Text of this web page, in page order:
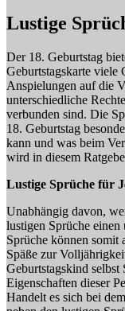
Lustige
Der 18. Geburtstag
Geburtstagskarte viele
Anspielungen auf die
unterschiedliche
verbunden sind. Die
18. Geburtstag
kann und was beim
wird in diesem
Lustige Sprüche für
Unabhängig davon,
lustigen Sprüche
Sprüche können somit
Späße zur
Geburtstagskind selbst
Eigenschaften dieser
Handelt es sich bei